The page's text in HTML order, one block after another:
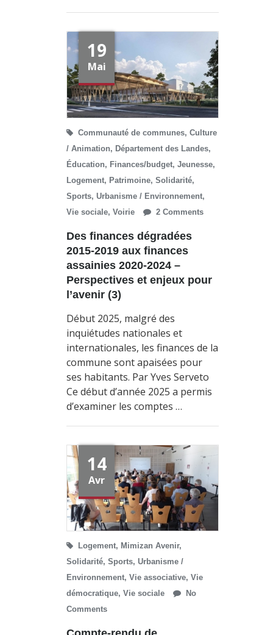
19
Mai
Communauté de communes, Culture
/ Animation, Département des Landes,
Éducation, Finances/budget, Jeunesse,
Logement, Patrimoine, Solidarité,
Sports, Urbanisme / Environnement,
Vie sociale, Voirie 2 Comments
Des finances dégradées
2015-2019 aux finances
assainies 2020-2024 –
Perspectives et enjeux pour
l’avenir (3)
Début 2025, malgré des
inquiétudes nationales et
internationales, les finances de la
commune sont apaisées pour
ses habitants. Par Yves Serveto
Ce début d’année 2025 a permis
d’examiner les comptes …
14
Avr
Logement, Mimizan Avenir,
Solidarité, Sports, Urbanisme /
Environnement, Vie associative, Vie
démocratique, Vie sociale
No
Comments